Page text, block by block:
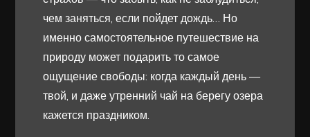
чем заняться, если пойдет дождь… Но
именно самостоятельное путешествие на
природу может подарить то самое
ощущение свободы: когда каждый день —
твой, и даже утренний чай на берегу озера
кажется праздником.